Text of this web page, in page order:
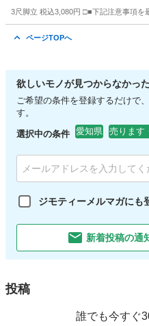
3尺脚立 税込3,080円 □■下記注意事項を
ページTOPへ
欲しいモノが見つからなかっ
ご希望の条件を登録するだけで
す。
選択中の条件 愛知県 売ります
ジモティーメルマガにも
新着投稿の通
投稿
誰でも今すぐ